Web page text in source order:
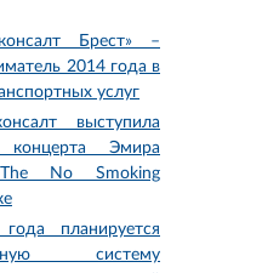
Брест» –
2014 года в
услуг
выступила
концерта Эмира
No Smoking
планируется
систему